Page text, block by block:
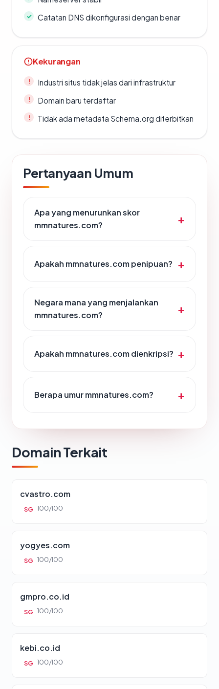
Catatan DNS dikonfigurasi dengan benar
Kekurangan
Industri situs tidak jelas dari infrastruktur
Domain baru terdaftar
Tidak ada metadata Schema.org diterbitkan
Pertanyaan Umum
Apa yang menurunkan skor
mmnatures.com?
Apakah mmnatures.com penipuan?
Negara mana yang menjalankan
mmnatures.com?
Apakah mmnatures.com dienkripsi?
Berapa umur mmnatures.com?
Domain Terkait
cvastro.com
SG 100/100
yogyes.com
SG 100/100
gmpro.co.id
SG 100/100
kebi.co.id
SG 100/100